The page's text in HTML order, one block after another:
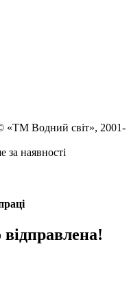
«ТМ Водний світ», 2001-
за наявності